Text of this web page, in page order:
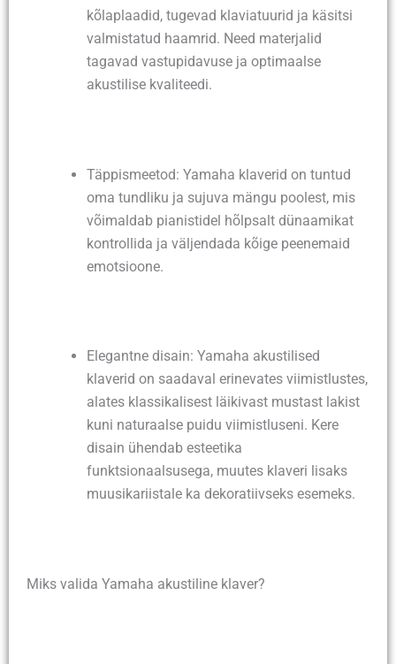
kõlaplaadid, tugevad klaviatuurid ja käsitsi
valmistatud haamrid. Need materjalid
tagavad vastupidavuse ja optimaalse
akustilise kvaliteedi.
Täppismeetod: Yamaha klaverid on tuntud
oma tundliku ja sujuva mängu poolest, mis
võimaldab pianistidel hõlpsalt dünaamikat
kontrollida ja väljendada kõige peenemaid
emotsioone.
Elegantne disain: Yamaha akustilised
klaverid on saadaval erinevates viimistlustes,
alates klassikalisest läikivast mustast lakist
kuni naturaalse puidu viimistluseni. Kere
disain ühendab esteetika
funktsionaalsusega, muutes klaveri lisaks
muusikariistale ka dekoratiivseks esemeks.
Miks valida Yamaha akustiline klaver?